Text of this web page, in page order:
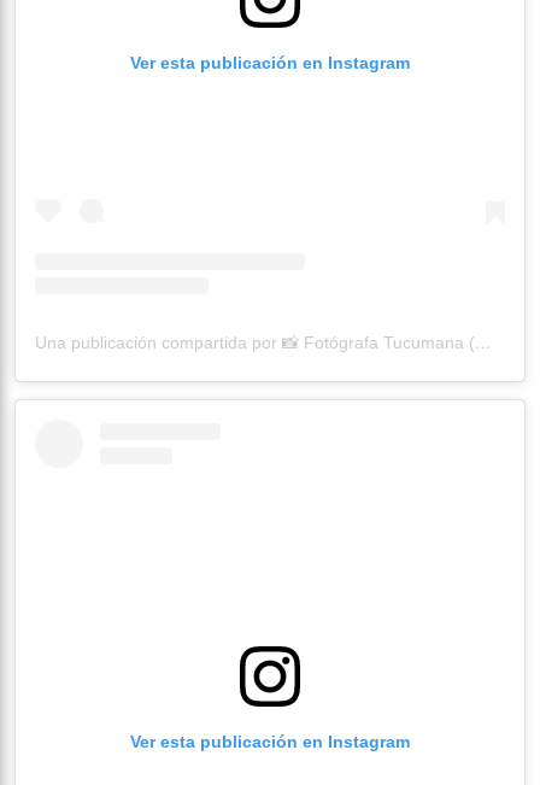
Ver esta publicación en Instagram
Una publicación compartida por 📸 Fotógrafa Tucumana (@matildetrn)
Ver esta publicación en Instagram